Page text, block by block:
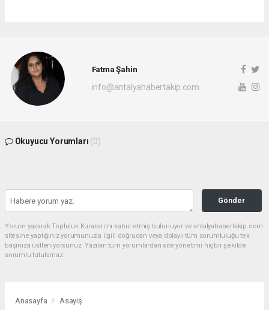
Fatma Şahin
info@antalyahabertakip.com
Okuyucu Yorumları (0)
Gönder
Yorum yazarak Topluluk Kuralları’nı kabul etmiş bulunuyor ve antalyahabertakip.com
sitesine yaptığınız yorumunuzla ilgili doğrudan veya dolaylı tüm sorumluluğu tek
başınıza üstleniyorsunuz. Yazılan tüm yorumlardan site yönetimi hiçbir şekilde
sorumlu tutulamaz.
Anasayfa Asayiş